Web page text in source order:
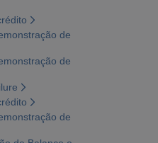
de
de
de